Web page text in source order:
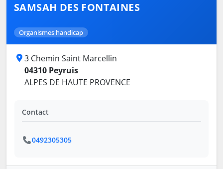
SAMSAH DES FONTAINES
Organismes handicap
3 Chemin Saint Marcellin
04310 Peyruis
ALPES DE HAUTE PROVENCE
Contact
0492305305